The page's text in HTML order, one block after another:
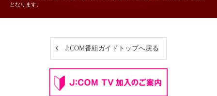
となります。
J:COM番組ガイドトップへ戻る